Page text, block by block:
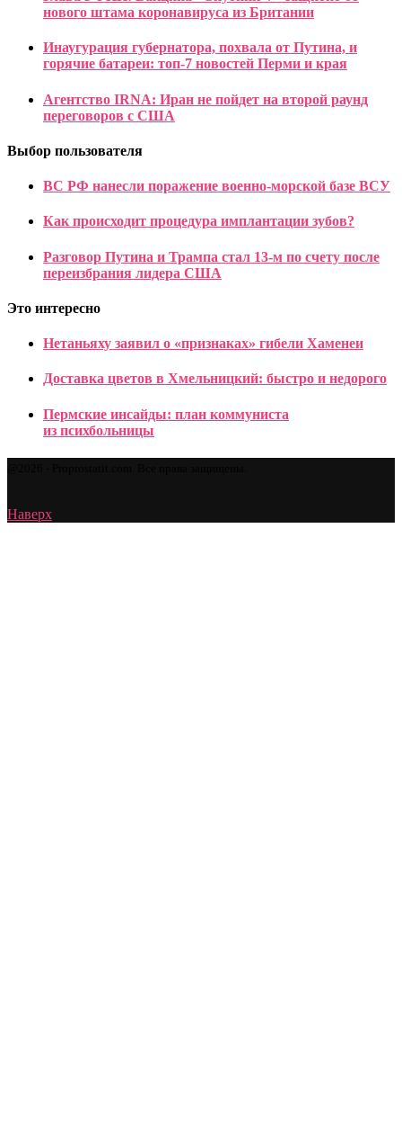
нового штама коронавируса из Британии
Инаугурация губернатора, похвала от Путина, и
горячие батареи: топ-7 новостей Перми и края
Агентство IRNA: Иран не пойдет на второй раунд
переговоров с США
Выбор пользователя
ВС РФ нанесли поражение военно-морской базе ВСУ
Как происходит процедура имплантации зубов?
Разговор Путина и Трампа стал 13-м по счету после
переизбрания лидера США
Это интересно
Нетаньяху заявил о «признаках» гибели Хаменеи
Доставка цветов в Хмельницкий: быстро и недорого
Пермские инсайды: план коммуниста
из психбольницы
Наверх